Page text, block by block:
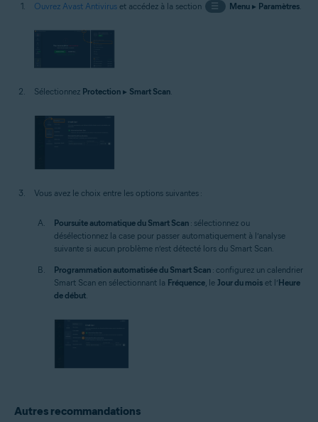
Ouvrez Avast Antivirus et accédez à la section ☰ Menu▸ Paramètres.
Sélectionnez Protection ▸ Smart Scan.
Vous avez le choix entre les options suivantes :
Poursuite automatique du Smart Scan : sélectionnez ou
désélectionnez la case pour passer automatiquement à l’analyse
suivante si aucun problème n’est détecté lors du Smart Scan.
Programmation automatisée du Smart Scan : configurez un calendrier
Smart Scan en sélectionnant la Fréquence , le Jour du mois et l’Heure
de début
Autres recommandations